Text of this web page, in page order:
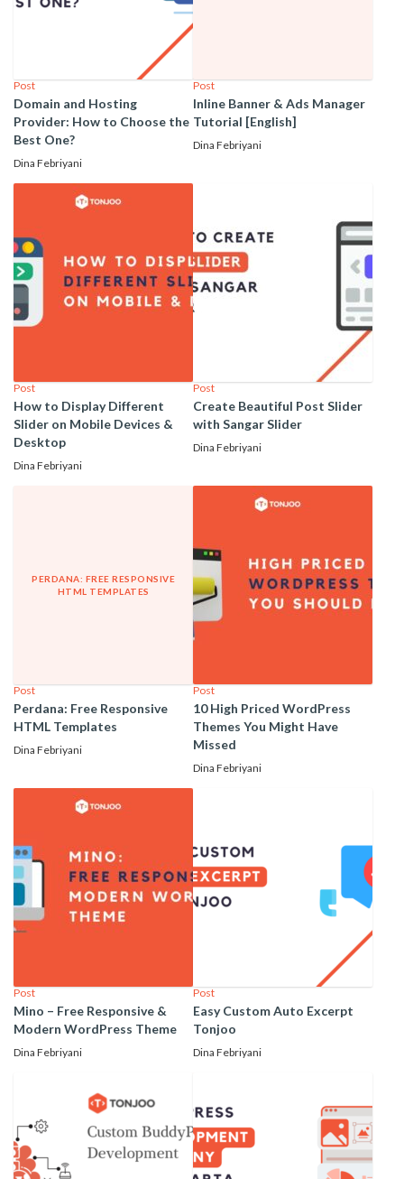
Post
Domain and Hosting
Provider: How to Choose the
Best One?
Dina Febriyani
Post
Inline Banner & Ads Manager
Tutorial [English]
Dina Febriyani
Post
How to Display Different
Slider on Mobile Devices &
Desktop
Dina Febriyani
Post
Create Beautiful Post Slider
with Sangar Slider
Dina Febriyani
PERDANA: FREE RESPONSIVE
HTML TEMPLATES
Post
Perdana: Free Responsive
HTML Templates
Dina Febriyani
Post
10 High Priced WordPress
Themes You Might Have
Missed
Dina Febriyani
Post
Mino – Free Responsive &
Modern WordPress Theme
Dina Febriyani
Post
Easy Custom Auto Excerpt
Tonjoo
Dina Febriyani